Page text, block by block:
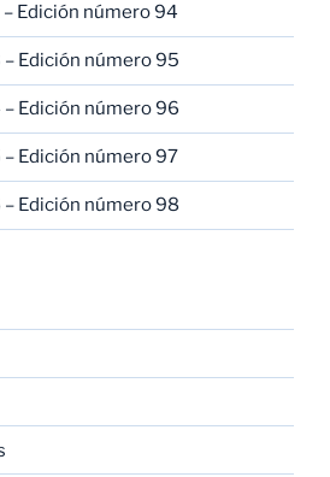
Edición número 94
Edición número 95
Edición número 96
Edición número 97
Edición número 98